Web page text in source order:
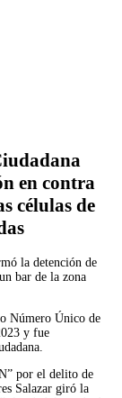
en contra
células de
la detención de
bar de la zona
Número Único de
y fue
por el delito de
Salazar giró la